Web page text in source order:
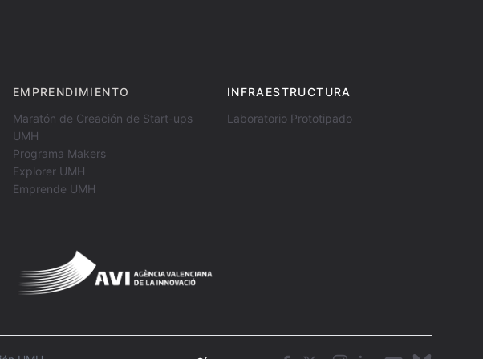
EMPRENDIMIENTO
Maratón de Creación de Start-ups
UMH
Programa Makers
Explorer UMH
Emprende UMH
INFRAESTRUCTURA
Laboratorio Prototipado